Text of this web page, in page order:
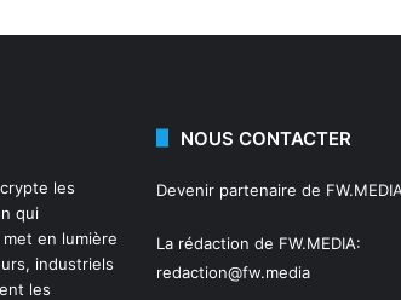
les
qui
en lumière
industriels
les
NOUS CONTACTER
Devenir partenaire de FW.MEDIA
La rédaction de FW.MEDIA:
redaction@fw.media